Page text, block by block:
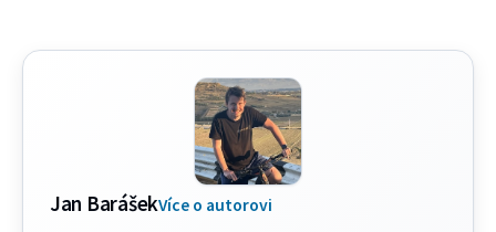
Jan BarášekVíce o autorovi